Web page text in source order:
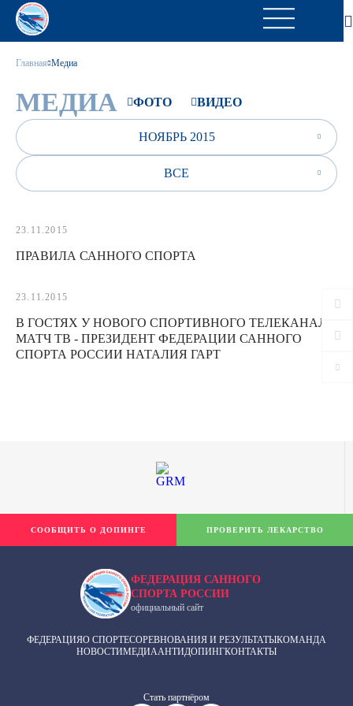
Главная Медиа
МЕДИА ФОТО ВИДЕО
НОЯБРЬ 2015
ВСЕ
23.11.2015
ПРАВИЛА САННОГО СПОРТА
23.11.2015
В ГОСТЯХ У НОВОГО СПОРТИВНОГО ТЕЛЕКАНАЛА
МАТЧ ТВ - ПРЕЗИДЕНТ ФЕДЕРАЦИИ САННОГО
СПОРТА РОССИИ НАТАЛИЯ ГАРТ
ФЕДЕРАЦИЯ САННОГО
СПОРТА РОССИИ
официальный сайт
ФЕДЕРАЦИЯО СПОРТЕСОРЕВНОВАНИЯ И РЕЗУЛЬТАТЫКОМАНДА
НОВОСТИМЕДИААНТИДОПИНГКОНТАКТЫ
Cтать партнёром
СООБЩИТЬ О ДОПИНГЕ ПРОВЕРИТЬ ЛЕКАРСТВО